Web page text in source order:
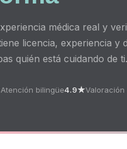
médica real y
licencia, experiencia y
quién está cuidando de ti.
Atención bilingüe4.9★Valoración